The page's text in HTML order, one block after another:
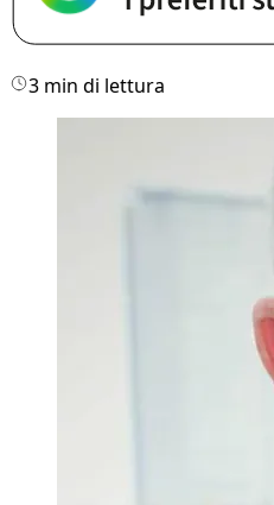
3 min di lettura